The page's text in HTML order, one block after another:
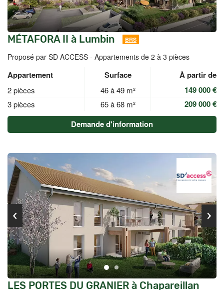
MÉTAFORA II à Lumbin BRS
Proposé par SD ACCESS - Appartements de 2 à 3 pièces
Appartement Surface À partir de
2 pièces 46 à 49 m² 149 000 €
3 pièces 65 à 68 m²
209 000 €
Demande d'information
LES PORTES DU GRANIER à Chapareillan